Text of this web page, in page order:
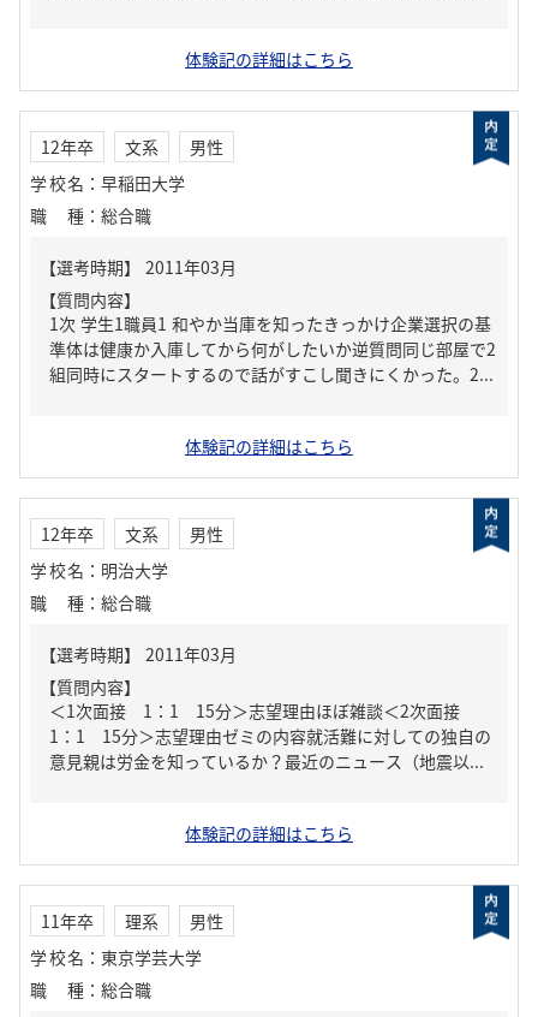
体験記の詳細はこちら
12年卒 文系
男性
学校名 ： 早稲田大学
職種 ： 総合職
【質問内容】
1次 学生1職員1 和やか当庫を知ったきっかけ企業選択の基
準体は健康か入庫してから何がしたいか逆質問同じ部屋で2
組同時にスタートするので話がすこし聞きにくかった。2...
体験記の詳細はこちら
12年卒 文系
男性
学校名 ： 明治大学
職種 ： 総合職
【質問内容】
＜1次面接 1：1 15分＞志望理由ほぼ雑談＜2次面接
1：1 15分＞志望理由ゼミの内容就活難に対しての独自の
意見親は労金を知っているか？最近のニュース（地震以...
体験記の詳細はこちら
11年卒 理系
男性
学校名 ： 東京学芸大学
職種 ： 総合職